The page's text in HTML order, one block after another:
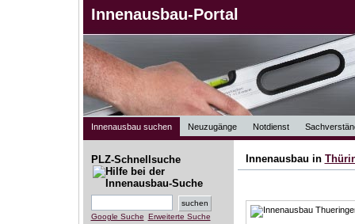
Innenausbau-Portal
Innenausbau suchen Neuzugänge Notdienst
PLZ-Schnellsuche
Google Suche Erweiterte Suche
Innenausbau in